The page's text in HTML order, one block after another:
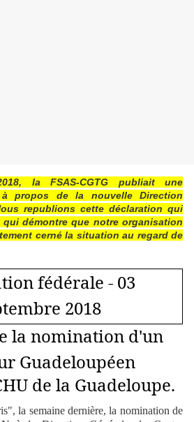
la FSAS-CGTG publiait une
à propos de la nouvelle Direction
republions cette déclaration qui
démontre que notre organisation
cerné la situation au regard de
fédérale - 03
2018
la nomination d'un
Guadeloupéen
de la Guadeloupe.
la semaine dernière, la nomination de